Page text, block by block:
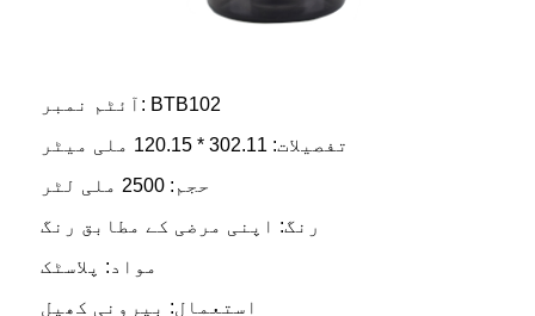
آئٹم نمبر: BTB102
تفصیلات: 302.11 * 120.15 ملی میٹر
حجم: 2500 ملی لٹر
رنگ: اپنی مرضی کے مطابق رنگ
مواد: پلاسٹک
استعمال: بیرونی کھیل